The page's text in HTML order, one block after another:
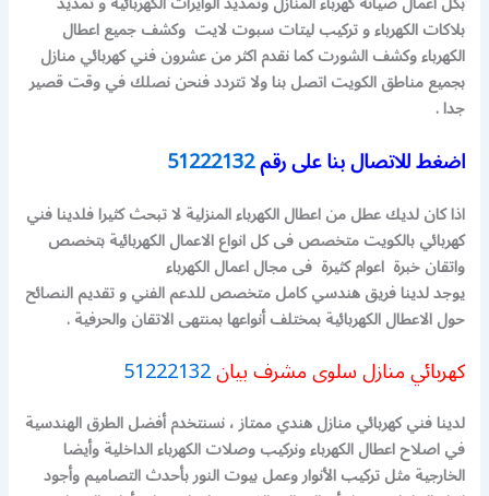
بلاكات الكهرباء و تركيب ليتات سبوت لايت وكشف جميع اعطال
الكهرباء وكشف الشورت كما نقدم اكثر من عشرون فني كهربائي منازل
بجميع مناطق الكويت اتصل بنا ولا تتردد فنحن نصلك في وقت قصير
جدا .
اضغط للاتصال بنا على رقم51222132
اذا كان لديك عطل من اعطال الكهرباء المنزلية لا تبحث كثيرا فلدينا فني
كهربائي بالكويت متخصص فى كل انواع الاعمال الكهربائية بتخصص
واتقان خبرة اعوام كثيرة فى مجال اعمال الكهرباء
يوجد لدينا فريق هندسي كامل متخصص للدعم الفني و تقديم النصائح
حول الاعطال الكهربائية بمختلف أنواعها بمنتهى الاتقان والحرفية .
كهربائي منازل سلوى مشرف بيان51222132
لدينا فني كهربائي منازل هندي ممتاز ، نسنتخدم أفضل الطرق الهندسية
في اصلاح اعطال الكهرباء ونركيب وصلات الكهرباء الداخلية وأيضا
الخارجية مثل تركيب الأنوار وعمل بيوت النور بأحدث التصاميم وأجود